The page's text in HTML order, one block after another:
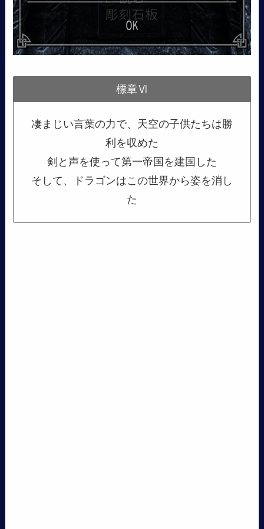
標章Ⅵ
凄まじい言葉の力で、天空の子供たちは勝
利を収めた
剣と声を使って第一帝国を建国した
そして、ドラゴンはこの世界から姿を消し
た